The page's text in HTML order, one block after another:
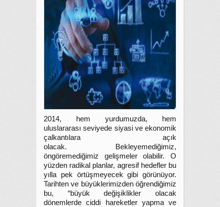
2014, hem yurdumuzda, hem
uluslararası seviyede siyasi ve ekonomik
çalkantılara açık
olacak. Bekleyemediğimiz,
öngöremediğimiz gelişmeler olabilir. O
yüzden radikal planlar, agresif hedefler bu
yılla pek örtüşmeyecek gibi görünüyor.
Tarihten ve büyüklerimizden öğrendiğimiz
bu, “büyük değişiklikler olacak
dönemlerde ciddi hareketler yapma ve